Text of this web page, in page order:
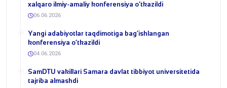
xalqaro ilmiy-amaliy konferensiya o‘tkazildi
06.06.2026
​Yangi adabiyotlar taqdimotiga bag‘ishlangan
konferensiya o‘tkazildi
04.06.2026
SamDTU vakillari Samara davlat tibbiyot universitetida
tajriba almashdi